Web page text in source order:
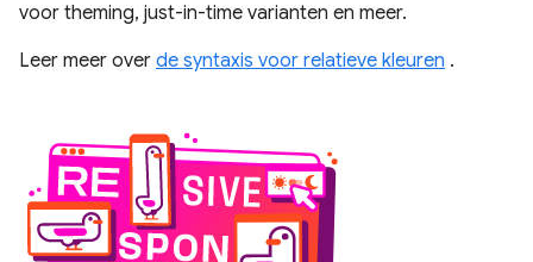
voor theming, just-in-time varianten en meer.
Leer meer over de syntaxis voor relatieve kleuren .